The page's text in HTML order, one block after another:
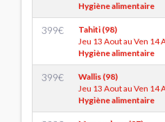
Hygiène alimentaire
399€
Tahiti (98)
Jeu 13 Aout au Ven 14
Hygiène alimentaire
399€
Wallis (98)
Jeu 13 Aout au Ven 14
Hygiène alimentaire